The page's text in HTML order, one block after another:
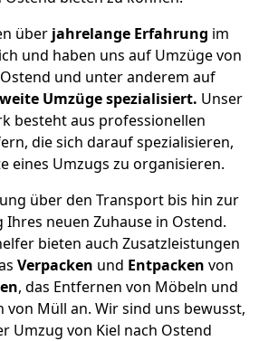
überjahrelange Erfahrung im
und haben uns auf Umzüge von
und unter anderem auf
Umzüge spezialisiert. Unser
besteht aus professionellen
die sich darauf spezialisieren,
eines Umzugs zu organisieren.
über den Transport bis hin zur
Ihres neuen Zuhause in Ostend.
bieten auch Zusatzleistungen
Verpacken und Entpacken von
, das Entfernen von Möbeln und
von Müll an. Wir sind uns bewusst,
Umzug von Kiel nach Ostend